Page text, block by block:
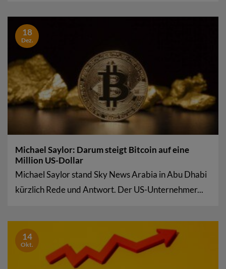
Michael Saylor: Darum steigt Bitcoin auf eine
Million US-Dollar
Michael Saylor stand Sky News Arabia in Abu Dhabi
kürzlich Rede und Antwort. Der US-Unternehmer...
18
Dez.
14
Okt.